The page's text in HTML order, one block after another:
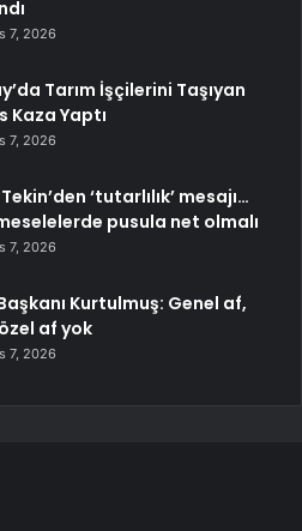
7, 2026
Tarım İşçilerini Taşıyan
Kaza Yaptı
7, 2026
‘tutarlılık’ mesajı…
pusula net olmalı
7, 2026
Kurtulmuş: Genel af,
af yok
7, 2026